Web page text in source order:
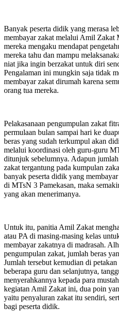
Banyak peserta didik yang merasa
membayar zakat melalui Amil Zakat
mereka mengaku mendapat
mereka tahu dan mampu
niat jika ingin berzakat untuk diri
Pengalaman ini mungkin saja tidak
membayar zakat dirumah karena
orang tua mereka.
Pelakasanaan pengumpulan zakat
permulaan bulan sampai hari ke
beras yang sudah terkumpul akan
melalui koordinasi oleh guru-guru
ditunjuk sebelumnya. Adapun
zakat tergantung pada kumpulan
banyak peserta didik yang
di MTsN 3 Pamekasan, maka
yang akan menerimanya.
Untuk itu, panitia Amil Zakat
atau PA di masing-masing kelas
membayar zakatnya di madrasah.
pengumpulan zakat, jumlah beras
Jumlah tersebut kemudian di
beberapa guru dan selanjutnya,
menyerahkannya kepada para
kegiatan Amil Zakat ini, dua poin
yaitu penyaluran zakat itu sendiri,
bagi peserta didik.